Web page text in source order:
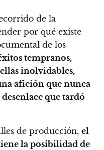
de la
por qué existe
de los
tempranos,
inolvidables,
afición que nunca
que tardó
de producción, el
la posibilidad de